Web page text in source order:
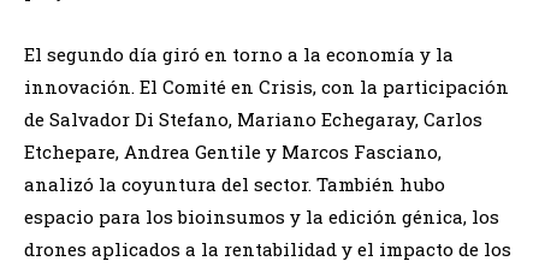
El segundo día giró en torno a la economía y la
innovación. El Comité en Crisis, con la participación
de Salvador Di Stefano, Mariano Echegaray, Carlos
Etchepare, Andrea Gentile y Marcos Fasciano,
analizó la coyuntura del sector. También hubo
espacio para los bioinsumos y la edición génica, los
drones aplicados a la rentabilidad y el impacto de los